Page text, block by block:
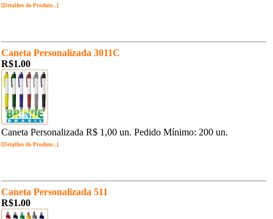
[Detalhes do Produto...]
Caneta Personalizada 3011C
R$1.00
Caneta Personalizada R$ 1,00 un. Pedido Mínimo: 200 un.
[Detalhes do Produto...]
Caneta Personalizada 511
R$1.00